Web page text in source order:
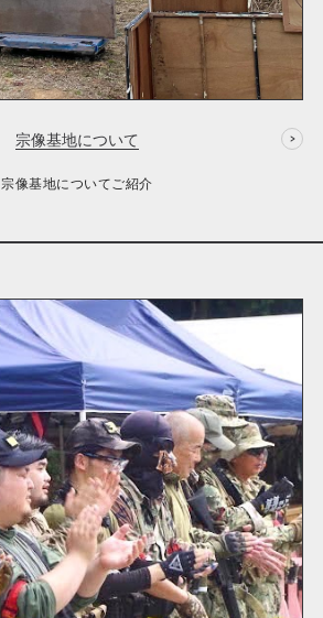
宗像基地について
宗像基地についてご紹介